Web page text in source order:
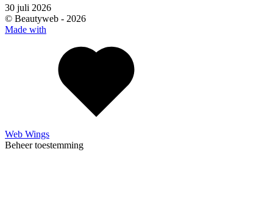
30 juli 2026
© Beautyweb - 2026
Made with
Web Wings
Beheer toestemming